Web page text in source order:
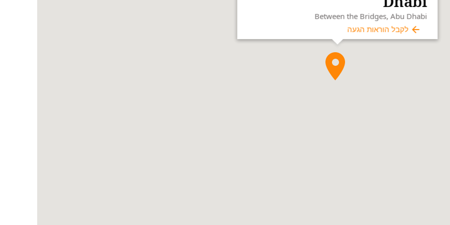
Between the Bridges, Abu Dhabi
לקבל הוראות הגעה